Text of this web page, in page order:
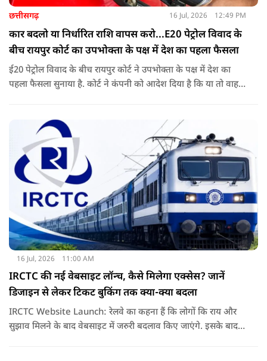
छत्तीसगढ़ 16 Jul, 2026 12:49 PM
कार बदलो या निर्धारित राशि वापस करो...E20 पेट्रोल विवाद के
बीच रायपुर कोर्ट का उपभोक्ता के पक्ष में देश का पहला फैसला
ई20 पेट्रोल विवाद के बीच रायपुर कोर्ट ने उपभोक्ता के पक्ष में देश का
पहला फैसला सुनाया है. कोर्ट ने कंपनी को आदेश दिया है कि या तो वाहन
16 Jul, 2026 11:00 AM
IRCTC की नई वेबसाइट लॉन्च, कैसे मिलेगा एक्सेस? जानें
डिजाइन से लेकर टिकट बुकिंग तक क्या-क्या बदला
IRCTC Website Launch: रेलवे का कहना हैं कि लोगों कि राय और
सुझाव मिलने के बाद वेबसाइट में जरुरी बदलाव किए जाएंगे. इसके बाद